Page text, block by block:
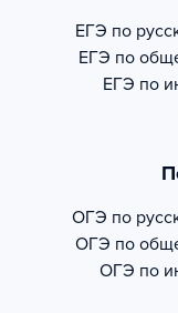
ЕГЭ по
ЕГЭ по
ЕГЭ по
ОГЭ по
ОГЭ по
ОГЭ по